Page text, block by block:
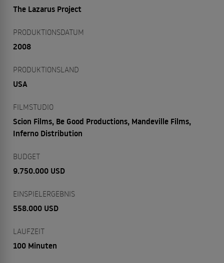
The Lazarus Project
PRODUKTIONSDATUM
2008
PRODUKTIONSLAND
USA
FILMSTUDIO
Scion Films, Be Good Productions, Mandeville Films,
Inferno Distribution
BUDGET
9.750.000 USD
EINSPIELERGEBNIS
558.000 USD
LAUFZEIT
100 Minuten